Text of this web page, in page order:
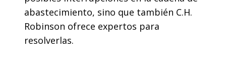
abastecimiento, sino que también C.H.
Robinson ofrece expertos para
resolverlas.